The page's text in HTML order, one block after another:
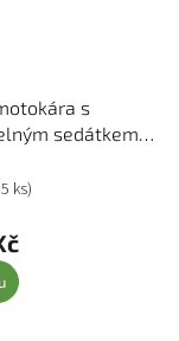
s
sedátkem
ks)